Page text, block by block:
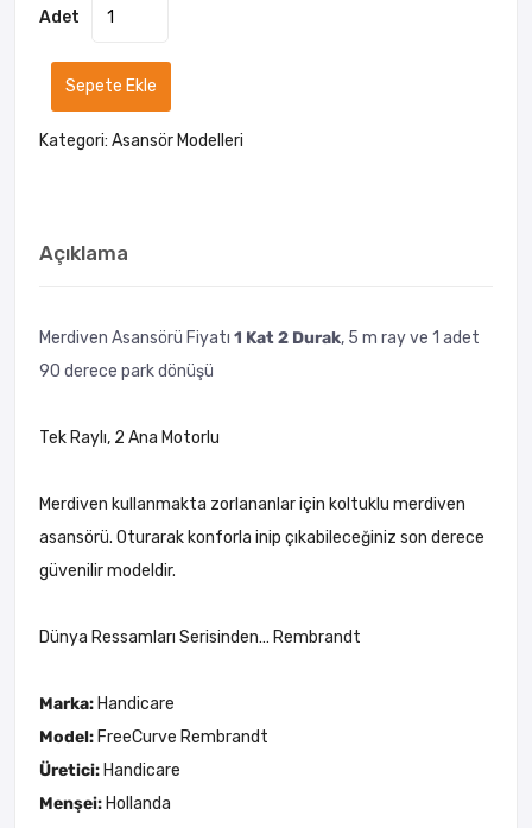
Adet
Sepete Ekle
Kategori: Asansör Modelleri
Açıklama
Merdiven Asansörü Fiyatı 1 Kat 2 Durak, 5 m ray ve 1 adet
90 derece park dönüşü
Tek Raylı, 2 Ana Motorlu
Merdiven kullanmakta zorlananlar için koltuklu merdiven
asansörü. Oturarak konforla inip çıkabileceğiniz son derece
güvenilir modeldir.
Dünya Ressamları Serisinden… Rembrandt
Marka: Handicare
Model: FreeCurve Rembrandt
Üretici: Handicare
Menşei: Hollanda